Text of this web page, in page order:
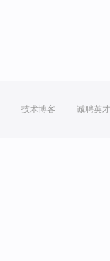
技术博客 诚聘英才